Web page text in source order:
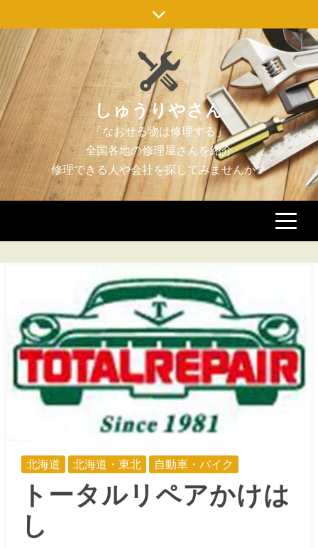
to
content
しゅうりやさん
北海道 北海道・東北 自動車・バイク
トータルリペアかけは
し